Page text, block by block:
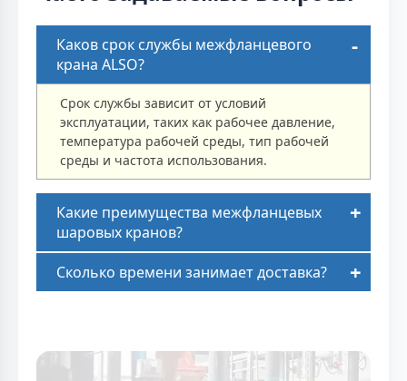
Каков срок службы межфланцевого
крана ALSO?
Срок службы зависит от условий
эксплуатации, таких как рабочее давление,
температура рабочей среды, тип рабочей
среды и частота использования.
Какие преимущества межфланцевых
шаровых кранов?
Сколько времени занимает доставка?